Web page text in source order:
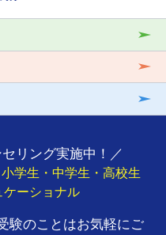
リング実施中！／
学生・中学生・高校生
ケーショナル
験のことはお気軽にご